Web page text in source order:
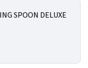
SPOON DELUXE